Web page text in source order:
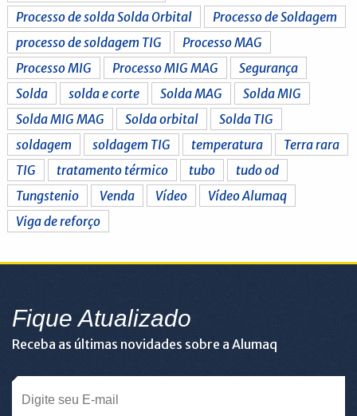
Processo de solda Solda Orbital
Processo de Soldagem
processo de soldagem TIG
Processo MAG
Processo MIG
Processo MIG MAG
Segurança
Solda
solda e corte Solda MAG
Solda MIG
Solda MIG MAG
Solda orbital
Solda TIG
soldagem
soldagem TIG temperatura
Terra rara
TIG
tratamento térmico tubo
tudo od
Tungstenio
Venda Vídeo
Vídeo Alumaq
Viga de reforço
Fique Atualizado
Receba as últimas novidades sobre a Alumaq